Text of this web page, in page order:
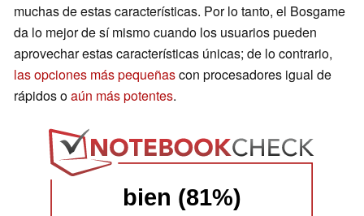
muchas de estas características. Por lo tanto, el Bosgame
da lo mejor de sí mismo cuando los usuarios pueden
aprovechar estas características únicas; de lo contrario,
las opciones más pequeñascon procesadores igual de
rápidos oaún más potentes.
bien (81%)